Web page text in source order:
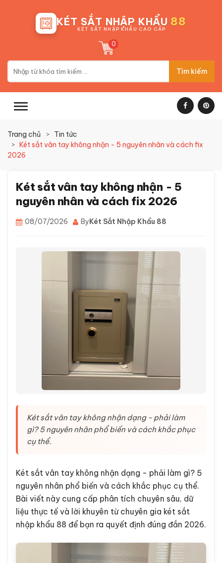
KÉT SẮT NHẬP KHẨU 88
KÉT SẮT NHẬP KHẨU CAO CẤP
0
Tìm kiếm
Trang chủ
Tin tức
Két sắt vân tay không nhận - 5 nguyên nhân và cách fix
2026
Két sắt vân tay không nhận - 5
nguyên nhân và cách fix 2026
08/07/2026 ByKét Sắt Nhập Khẩu 88
Két sắt vân tay không nhận dạng - phải làm
gì? 5 nguyên nhân phổ biến và cách khắc phục
cụ thể.
Két sắt vân tay không nhận dạng - phải làm gì? 5
nguyên nhân phổ biến và cách khắc phục cụ thể.
Bài viết này cung cấp phân tích chuyên sâu, dữ
liệu thực tế và lời khuyên từ chuyên gia két sắt
nhập khẩu 88 để bạn ra quyết định đúng đắn 2026.